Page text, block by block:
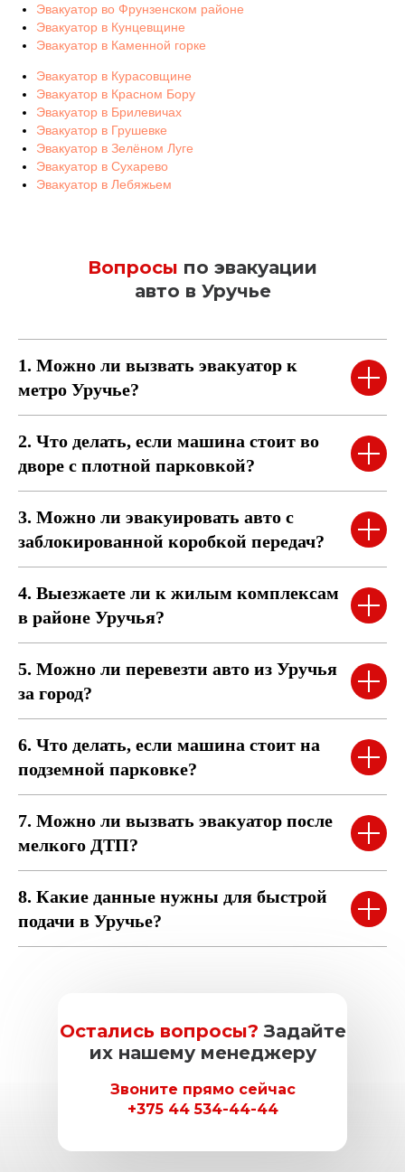
Эвакуатор во Фрунзенском районе
Эвакуатор в Кунцевщине
Эвакуатор в Каменной горке
Эвакуатор в Курасовщине
Эвакуатор в Красном Бору
Эвакуатор в Брилевичах
Эвакуатор в Грушевке
Эвакуатор в Зелёном Луге
Эвакуатор в Сухарево
Эвакуатор в Лебяжьем
Вопросы по эвакуации
авто в Уручье
1. Можно ли вызвать эвакуатор к
метро Уручье?
2. Что делать, если машина стоит во
дворе с плотной парковкой?
3. Можно ли эвакуировать авто с
заблокированной коробкой передач?
4. Выезжаете ли к жилым комплексам
в районе Уручья?
5. Можно ли перевезти авто из Уручья
за город?
6. Что делать, если машина стоит на
подземной парковке?
7. Можно ли вызвать эвакуатор после
мелкого ДТП?
8. Какие данные нужны для быстрой
подачи в Уручье?
Остались вопросы? Задайте
их нашему менеджеру
Звоните прямо сейчас
+375 44 534-44-44